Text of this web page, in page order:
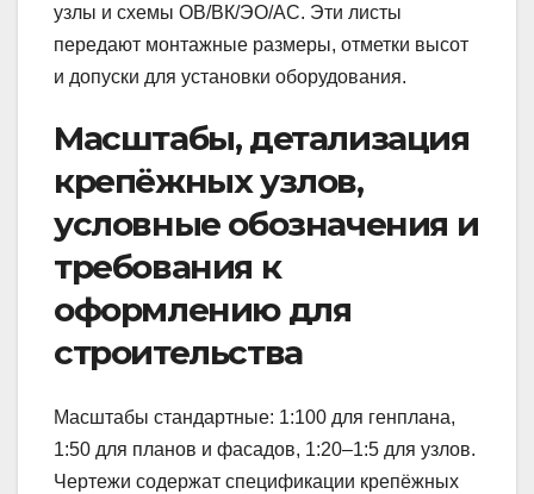
узлы и схемы ОВ/ВК/ЭО/АС. Эти листы
передают монтажные размеры, отметки высот
и допуски для установки оборудования.
Масштабы, детализация
крепёжных узлов,
условные обозначения и
требования к
оформлению для
строительства
Масштабы стандартные: 1:100 для генплана,
1:50 для планов и фасадов, 1:20–1:5 для узлов.
Чертежи содержат спецификации крепёжных